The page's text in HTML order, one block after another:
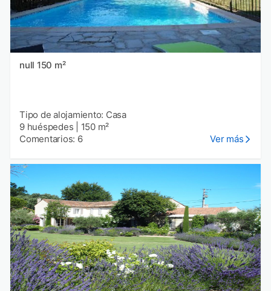
null 150 m²
Tipo de alojamiento: Casa
9 huéspedes
150 m²
Comentarios: 6
Ver más